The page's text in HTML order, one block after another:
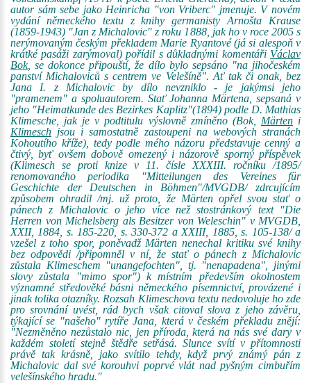
autor sám sebe jako Heinricha "von Vriberc" jmenuje. V novém
vydání německého textu z knihy germanisty Arnošta Krause
(1859-1943) "Jan z Michalovic" z roku 1888, jak ho v roce 2005 s
nerýmovaným českým překladem Marie Ryantové (já si alespoň v
krátké pasáži zarýmoval) pořídil s důkladnými komentáři Václav
Bok, se dokonce připouští, že dílo bylo sepsáno "na jihočeském
panství Michaloviců s centrem ve Velešíně". Ať tak či onak, bez
Jana I. z Michalovic by dílo nevzniklo - je jakýmsi jeho
"pramenem" a spoluautorem. Stať Johanna Märtena, sepsaná v
jeho "Heimatkunde des Bezirkes Kaplitz"(1894) podle D. Mathias
Klimesche, jak je v podtitulu výslovně zmíněno (Bok, Märteni
Klimesch jsou i samostatně zastoupeni na webových stranách
Kohoutího kříže), tedy podle mého názoru představuje cenný a
čtivý, byť ovšem dobově omezený i názorově sporný příspěvek
(Klimesch se proti knize v 11. čísle XXXIII. ročníku /1895/
renomovaného periodika "Mitteilungen des Vereines für
Geschichte der Deutschen in Böhmen"/MVGDB/ zdrcujícím
způsobem ohradil /mj. už proto, že Märten opřel svou stať o
pánech z Michalovic o jeho více než stostránkový text "Die
Herren von Michelsberg als Besitzer von Weleschin" v MVGDB,
XXII, 1884, s. 185-220, s. 330-372 a XXIII, 1885, s. 105-138/ a
vzešel z toho spor, poněvadž Märten nenechal kritiku své knihy
bez odpovědi /připomněl v ní, že stať o pánech z Michalovic
zůstala Klimeschem "unangefochten", tj. "nenapadena", jinými
slovy zůstala "mimo spor") k místním především okolnostem
významné středověké básni německého písemnictví, provázené i
jinak tolika otazníky. Rozsah Klimeschova textu nedovoluje ho zde
pro srovnání uvést, rád bych však citoval slova z jeho závěru,
týkající se "našeho" rytíře Jana, která v českém překladu znějí:
"Nezměněno nezůstalo nic, jen příroda, která na nás své dary v
každém století stejně štědře setřásá. Slunce svítí v přítomnosti
právě tak krásně, jako svítilo tehdy, když prvý známý pán z
Michalovic dal své korouhvi poprvé vlát nad pyšným cimbuřím
velešínského hradu."